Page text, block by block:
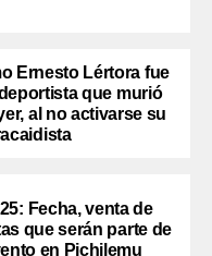
Ernesto Lértora fue
que murió
al no activarse su
Fecha, venta de
que serán parte de
en Pichilemu